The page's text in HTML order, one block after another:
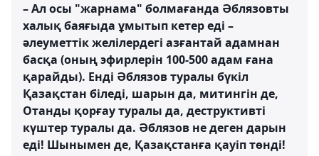
– Ал осы "жарнама" болмағанда Әблязовты
халық баяғыда ұмытып кетер еді –
әлеуметтік желілердегі азғантай адамнан
басқа (оның эфирлерін 100-500 адам ғана
қарайды). Енді Әблязов туралы бүкіл
Қазақстан біледі, шарын да, митингін де,
Отанды қорғау туралы да, деструктивті
күштер туралы да. Әблязов не деген дарын
еді! Шынымен де, Қазақстанға қауіп төнді!